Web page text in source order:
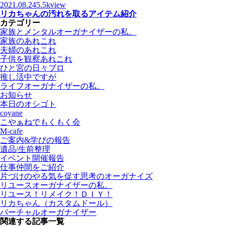
2021.08.245.5kview
リカちゃんの汚れを取るアイテム紹介
カテゴリー
家族とメンタルオーガナイザーの私。
家族のあれこれ
夫婦のあれこれ
子供を観察あれこれ
ひと宮の日々ブロ
推し活中ですが
ライフオーガナイザーの私。
お知らせ
本日のオシゴト
coyane
こやぁねでもくもく会
M-cafe
ご案内&学びの報告
遺品/生前整理
イベント開催報告
仕事仲間をご紹介
片づけのやる気を促す思考のオーガナイズ
リユースオーガナイザーの私。
リユース！リメイク！ＤＩＹ！
リカちゃん（カスタムドール）
バーチャルオーガナイザー
関連する記事一覧